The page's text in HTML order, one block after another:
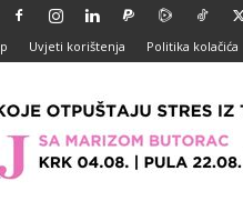
Uvjeti korištenja Politika kolačića